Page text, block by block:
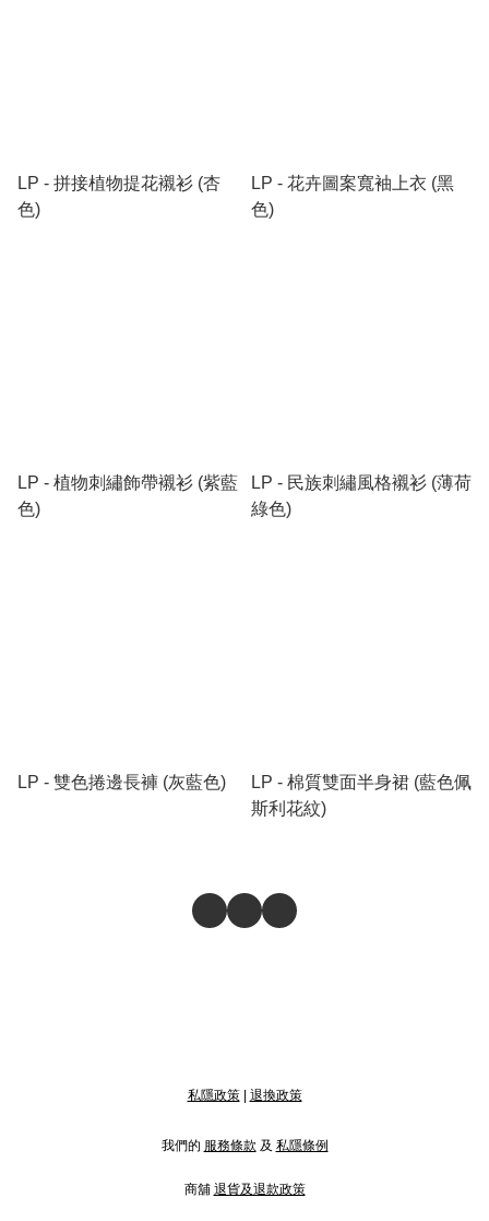
LP - 拼接植物提花襯衫 (杏
色)
LP - 花卉圖案寬袖上衣 (黑
色)
LP - 植物刺繡飾帶襯衫 (紫藍
色)
LP - 民族刺繡風格襯衫 (薄荷
綠色)
LP - 雙色捲邊長褲 (灰藍色)
LP - 棉質雙面半身裙 (藍色佩
斯利花紋)
私隱政策| 退換政策
我們的 服務條款 及 私隱條例
商舖 退貨及退款政策